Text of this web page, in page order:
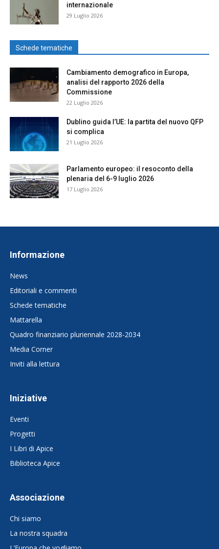
internazionale
29 Luglio 2026
Schede tematiche
Cambiamento demografico in Europa,
analisi del rapporto 2026 della
Commissione
22 Luglio 2026
Dublino guida l’UE: la partita del nuovo QFP
si complica
21 Luglio 2026
Parlamento europeo: il resoconto della
plenaria del 6-9 luglio 2026
17 Luglio 2026
Informazione
News
Editoriali e commenti
Schede tematiche
Mattarella
Quadro finanziario pluriennale 2028-2034
Media Corner
Inviti alla lettura
Iniziative
Eventi
Progetti
I Libri di Apice
Biblioteca Apice
Associazione
Chi siamo
La nostra squadra